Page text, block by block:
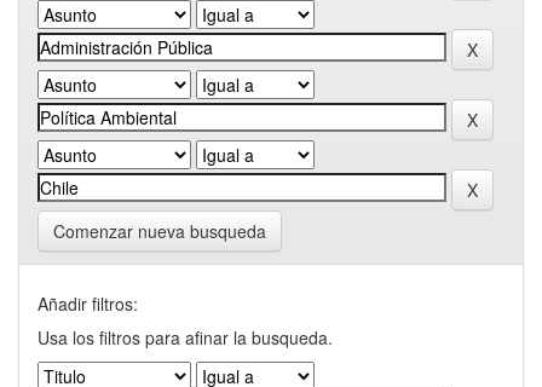
Comenzar nueva busqueda
Añadir filtros:
Usa los filtros para afinar la busqueda.